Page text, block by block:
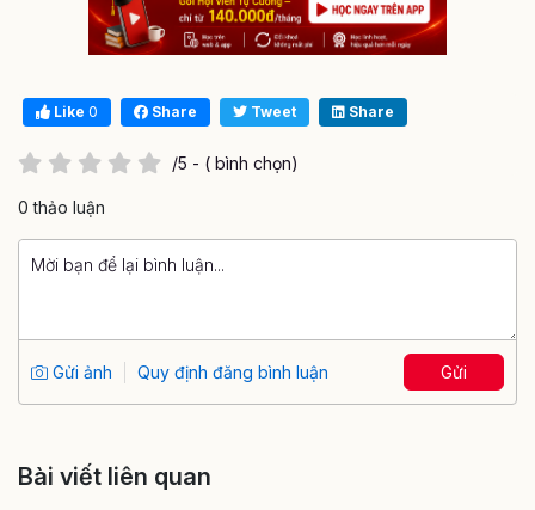
Like 0 Share Tweet Share
/5 - ( bình chọn)
0 thảo luận
Gửi ảnh Quy định đăng bình luận Gửi
Bài viết liên quan